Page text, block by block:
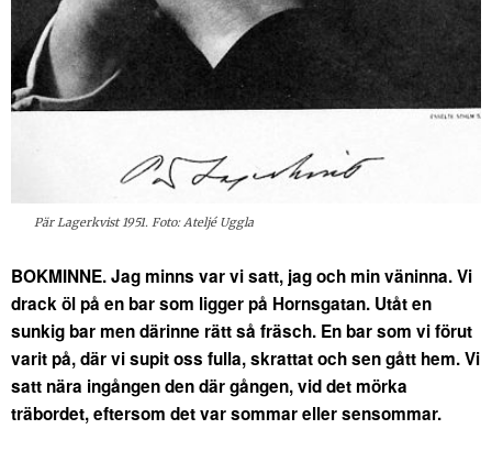
Pär Lagerkvist 1951. Foto: Ateljé Uggla
BOKMINNE. Jag minns var vi satt, jag och min väninna. Vi
drack öl på en bar som ligger på Hornsgatan. Utåt en
sunkig bar men därinne rätt så fräsch. En bar som vi förut
varit på, där vi supit oss fulla, skrattat och sen gått hem.Vi
satt nära ingången den där gången, vid det mörka
träbordet, eftersom det var sommar eller sensommar.